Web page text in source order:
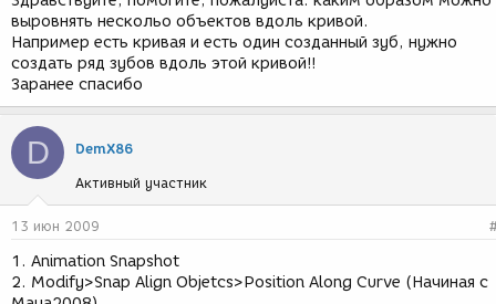
я
выровнять нескольо объектов вдоль кривой.
Например есть кривая и есть один созданный зуб, нужно
создать ряд зубов вдоль этой кривой!!
Заранее спасибо
D DemX86
Активный участник
13 июн 2009
1. Animation Snapshot
2. Modify>Snap Align Objetcs>Position Along Curve (Начиная с